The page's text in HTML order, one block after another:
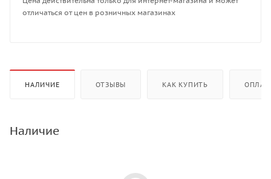
отличаться от цен в розничных магазинах
НАЛИЧИЕ ОТЗЫВЫ КАК КУПИТЬ
Наличие